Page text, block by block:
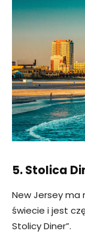
5. Stolica
New Jersey ma
świecie i jest
Stolicy Diner”.